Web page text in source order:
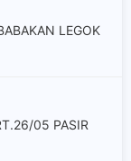
LEGOK
05 PASIR